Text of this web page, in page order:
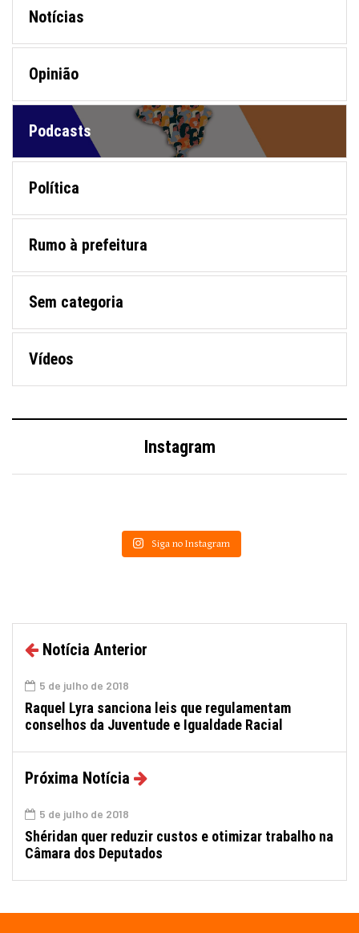
Notícias
Opinião
Podcasts
Política
Rumo à prefeitura
Sem categoria
Vídeos
Instagram
Siga no Instagram
Notícia Anterior
5 de julho de 2018
Raquel Lyra sanciona leis que regulamentam
conselhos da Juventude e Igualdade Racial
Próxima Notícia
5 de julho de 2018
Shéridan quer reduzir custos e otimizar trabalho na
Câmara dos Deputados